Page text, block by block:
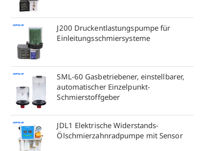
J200 Druckentlastungspumpe für
Einleitungsschmiersysteme
SML-60 Gasbetriebener, einstellbarer,
automatischer Einzelpunkt-
Schmierstoffgeber
JDL1 Elektrische Widerstands-
Ölschmierzahnradpumpe mit Sensor